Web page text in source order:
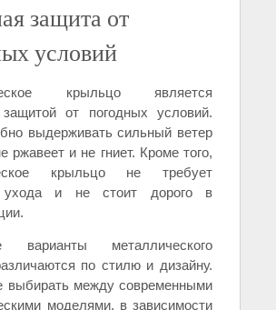
защита от
условий
крыльцо является
от погодных условий.
выдерживать сильный ветер
ржавеет и не гниет. Кроме того,
крыльцо не требует
ухода и не стоит дорого в
варианты металлического
по стилю и дизайну.
выбирать между современными
моделями, в зависимости